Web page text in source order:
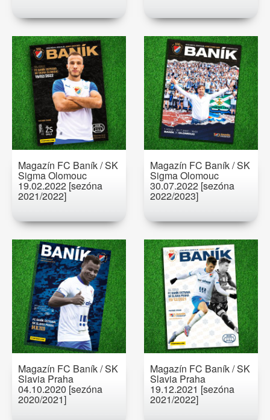
Magazín FC Baník / SK
Sigma Olomouc
19.02.2022 [sezóna
2021/2022]
Magazín FC Baník / SK
Sigma Olomouc
30.07.2022 [sezóna
2022/2023]
Magazín FC Baník / SK
Slavia Praha
04.10.2020 [sezóna
2020/2021]
Magazín FC Baník / SK
Slavia Praha
19.12.2021 [sezóna
2021/2022]